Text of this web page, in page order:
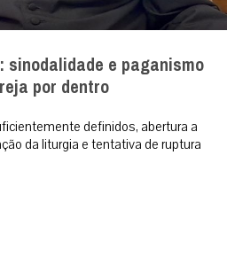
e paganismo
por dentro
definidos, abertura a
da liturgia e tentativa de ruptura